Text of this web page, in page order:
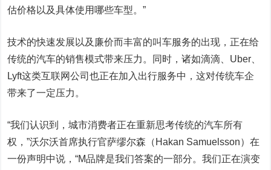
估价格以及具体使用哪些车型。”
技术的快速发展以及廉价而丰富的叫车服务的出现，正在给
传统的汽车的销售模式带来压力。同时，诸如滴滴、Uber、
Lyft这类互联网公司也正在加入出行服务中，这对传统车企
带来了一定压力。
“我们认识到，城市消费者正在重新思考传统的汽车所有
权，”沃尔沃首席执行官萨缪尔森（Hakan Samuelsson）在
一份声明中说，“M品牌是我们答案的一部分。我们正在演变